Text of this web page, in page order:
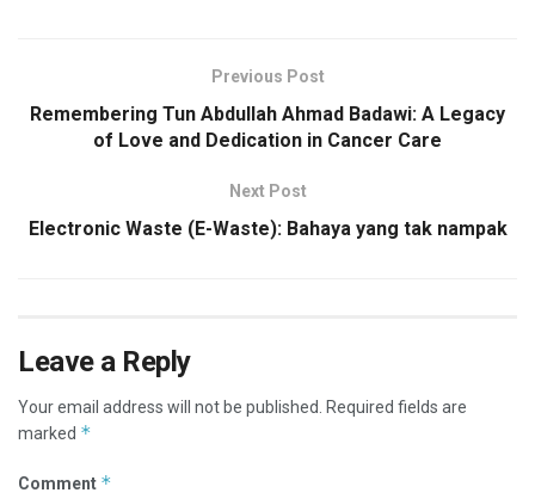
Previous Post
Remembering Tun Abdullah Ahmad Badawi: A Legacy
of Love and Dedication in Cancer Care
Next Post
Electronic Waste (E-Waste): Bahaya yang tak nampak
Leave a Reply
Your email address will not be published. Required fields are
marked *
Comment *